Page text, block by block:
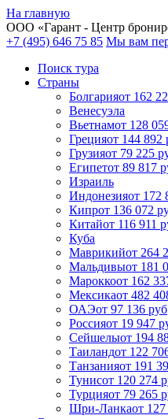
На главную
ООО «Гарант - Центр
+7 (495) 646 75 85 Мы вам
Поиск тура
Cтраны
Болгарияот 162
Венесуэла
Вьетнамот 128
Грецияот 144 892
Грузияот 79 225
Египетот 89 817
Израиль
Индонезияот 172
Кипрот 136 072
Китайот 116 911
Куба
Маврикийот 264
Мальдивыот 181
Мароккоот 162
Мексикаот 482
ОАЭот 97 136 руб
Россияот 19 947
Сейшелыот 194
Таиландот 122
Танзанияот 191
Тунисот 120 274
Турцияот 79 265
Шри-Ланкаот